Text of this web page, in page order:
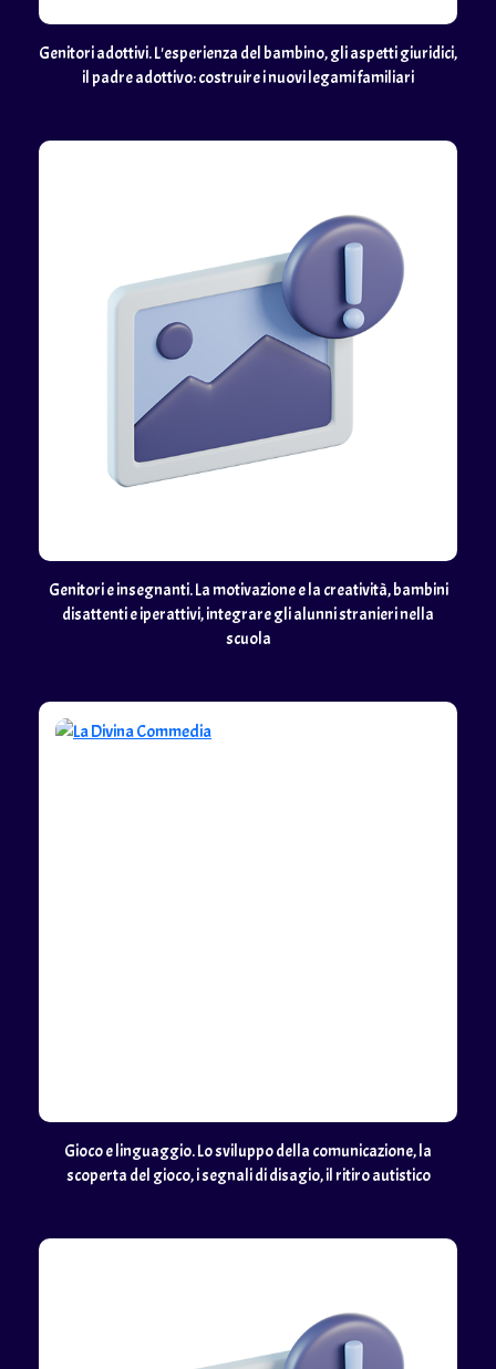
Genitori adottivi. L'esperienza del bambino, gli aspetti giuridici,
il padre adottivo: costruire i nuovi legami familiari
Genitori e insegnanti. La motivazione e la creatività, bambini
disattenti e iperattivi, integrare gli alunni stranieri nella
scuola
Gioco e linguaggio. Lo sviluppo della comunicazione, la
scoperta del gioco, i segnali di disagio, il ritiro autistico